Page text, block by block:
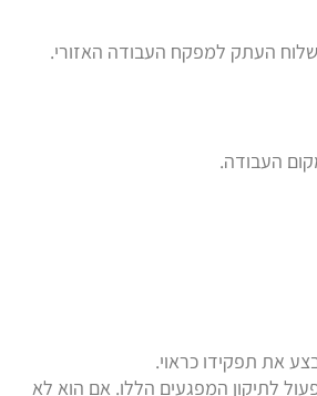
העתק למפקח העבודה האזורי.
העבודה.
את תפקידו כראוי.
לתיקון המפגעים הללו. אם הוא לא